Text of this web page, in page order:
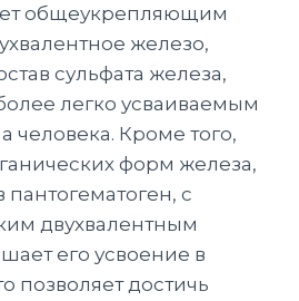
общеукрепляющим
железо,
сульфата железа,
легко усваиваемым
человека. Кроме того,
форм железа,
с
двухвалентным
его усвоение в
позволяет достичь